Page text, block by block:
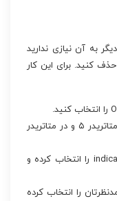
به آن نیازی ندارید
کنید. برای این کار
در صفحه جدید وارد پوشه mql5 در متاتریدر ۵ و در متاتریدر
از بین پوشه های موجود گزینه indicators را انتخاب کرده و
را انتخاب کرده